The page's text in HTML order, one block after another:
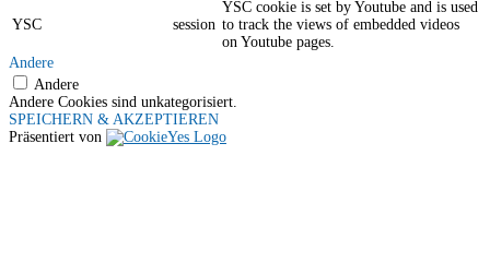
YSC session
YSC cookie is set by Youtube and is used
to track the views of embedded videos
on Youtube pages.
Andere
Andere
Andere Cookies sind unkategorisiert.
SPEICHERN & AKZEPTIEREN
Präsentiert von